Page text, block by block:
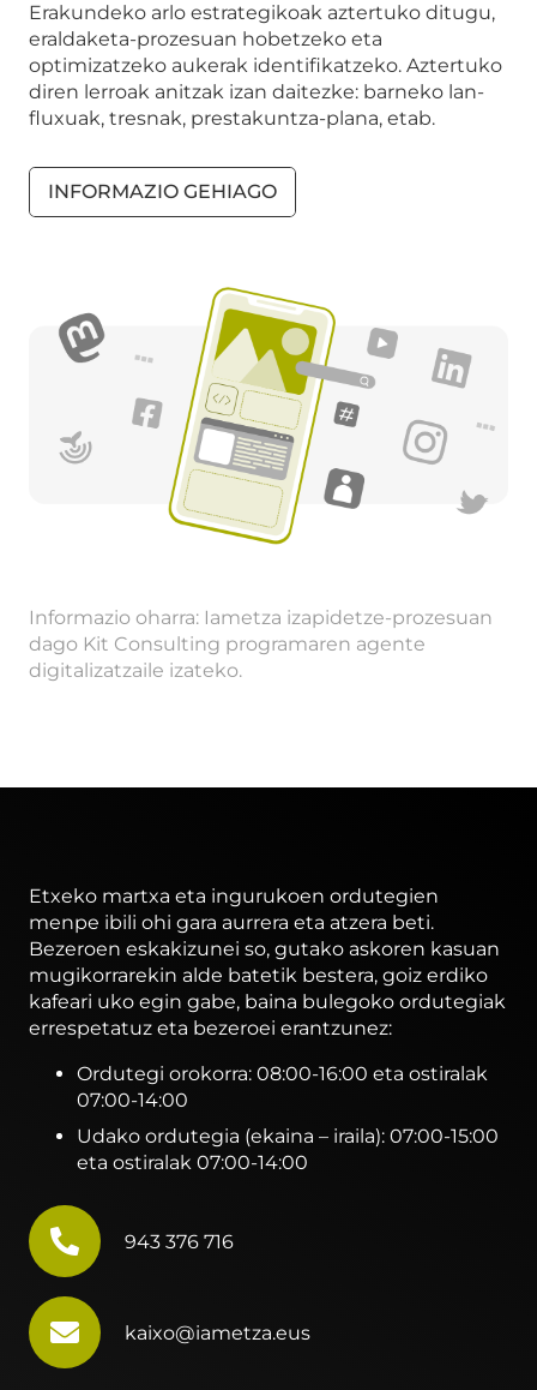
Erakundeko arlo estrategikoak aztertuko ditugu,
eraldaketa-prozesuan hobetzeko eta
optimizatzeko aukerak identifikatzeko. Aztertuko
diren lerroak anitzak izan daitezke: barneko lan-
fluxuak, tresnak, prestakuntza-plana, etab.
INFORMAZIO GEHIAGO
Informazio oharra: Iametza izapidetze-prozesuan
dago Kit Consulting programaren agente
digitalizatzaile izateko.
Etxeko martxa eta ingurukoen ordutegien
menpe ibili ohi gara aurrera eta atzera beti.
Bezeroen eskakizunei so, gutako askoren kasuan
mugikorrarekin alde batetik bestera, goiz erdiko
kafeari uko egin gabe, baina bulegoko ordutegiak
errespetatuz eta bezeroei erantzunez:
Ordutegi orokorra: 08:00-16:00 eta ostiralak
07:00-14:00
Udako ordutegia (ekaina – iraila): 07:00-15:00
eta ostiralak 07:00-14:00
943 376 716
kaixo@iametza.eus